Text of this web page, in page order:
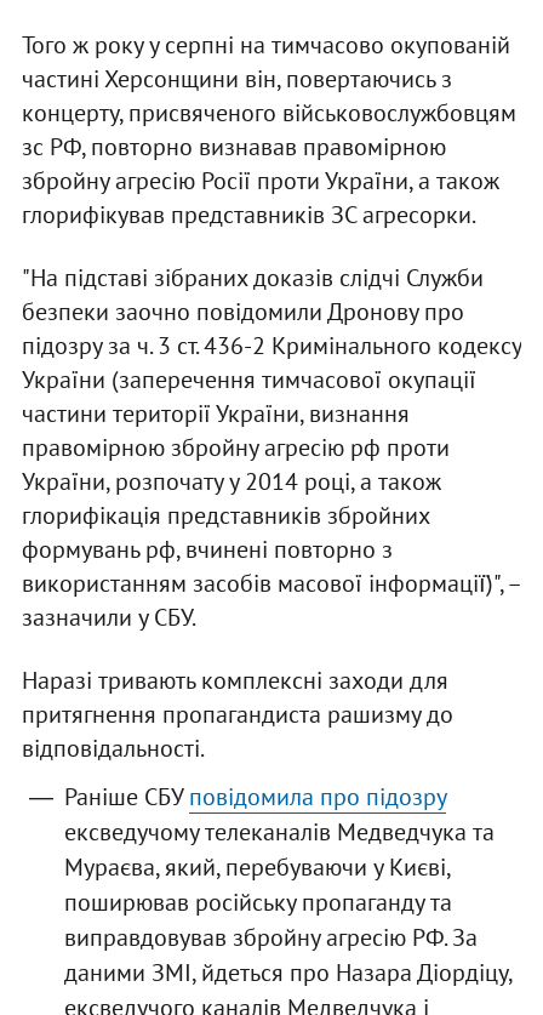
Того ж року у серпні на тимчасово окупованій
частині Херсонщини він, повертаючись з
концерту, присвяченого військовослужбовцям
зс РФ, повторно визнавав правомірною
збройну агресію Росії проти України, а також
глорифікував представників ЗС агресорки.
"На підставі зібраних доказів слідчі Служби
безпеки заочно повідомили Дронову про
підозру за ч. 3 ст. 436-2 Кримінального кодексу
України (заперечення тимчасової окупації
частини території України, визнання
правомірною збройну агресію рф проти
України, розпочату у 2014 році, а також
глорифікація представників збройних
формувань рф, вчинені повторно з
використанням засобів масової інформації̈)", –
зазначили у СБУ.
Наразі тривають комплексні заходи для
притягнення пропагандиста рашизму до
відповідальності.
Раніше СБУповідомила про підозру
ексведучому телеканалів Медведчука та
Мураєва, який, перебуваючи у Києві,
поширював російську пропаганду та
виправдовував збройну агресію РФ. За
даними ЗМІ, йдеться про Назара Діордіцу,
ексведучого каналів Медведчука і